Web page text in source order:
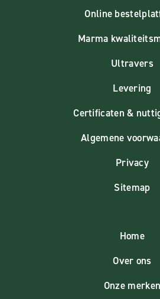
Online
Marma
Ultravers
Levering
Certificaten &
Algemene
Privacy
Sitemap
Home
Over ons
Onze merken